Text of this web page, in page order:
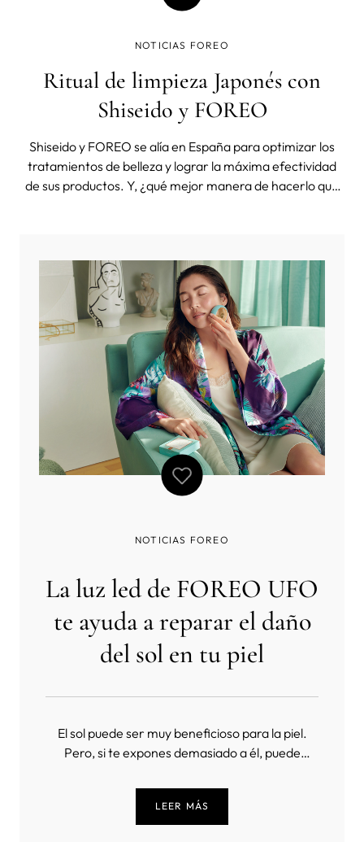
NOTICIAS FOREO
Ritual de limpieza Japonés con
Shiseido y FOREO
Shiseido y FOREO se alía en España para optimizar los
tratamientos de belleza y lograr la máxima efectividad
de sus productos. Y, ¿qué mejor manera de hacerlo que
NOTICIAS FOREO
La luz led de FOREO UFO
te ayuda a reparar el daño
del sol en tu piel
El sol puede ser muy beneficioso para la piel.
Pero, si te expones demasiado a él, puede
donde FOREO UFO 2 viene a brillar. Descubre
cómo lo hace. ¿El sol significa vitamina D o
LEER MÁS